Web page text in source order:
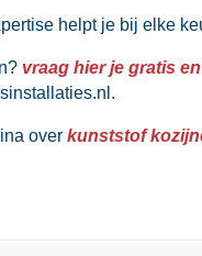
helpt je bij elke
vraag hier je gratis
overkunststof